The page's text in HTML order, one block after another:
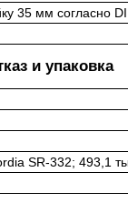
35 мм согласно
и упаковка
SR-332; 493,1